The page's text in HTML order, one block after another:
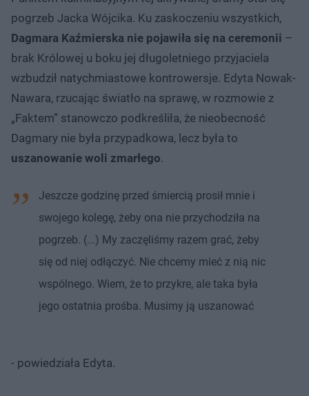
pogrzeb Jacka Wójcika. Ku zaskoczeniu wszystkich,
Dagmara Kaźmierska nie pojawiła się na ceremonii –
brak Królowej u boku jej długoletniego przyjaciela
wzbudził natychmiastowe kontrowersje. Edyta Nowak-
Nawara, rzucając światło na sprawę, w rozmowie z
„Faktem” stanowczo podkreśliła, że nieobecność
Dagmary nie była przypadkowa, lecz była to
uszanowanie woli zmarłego.
Jeszcze godzinę przed śmiercią prosił mnie i
swojego kolegę, żeby ona nie przychodziła na
pogrzeb. (...) My zaczęliśmy razem grać, żeby
się od niej odłączyć. Nie chcemy mieć z nią nic
wspólnego. Wiem, że to przykre, ale taka była
jego ostatnia prośba. Musimy ją uszanować
- powiedziała Edyta.